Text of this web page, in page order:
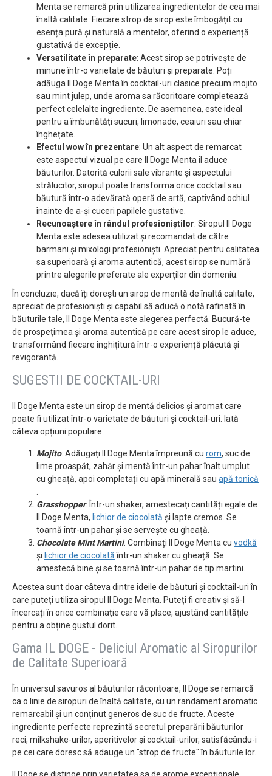
Menta se remarcă prin utilizarea ingredientelor de cea mai
înaltă calitate. Fiecare strop de sirop este îmbogățit cu
esența pură și naturală a mentelor, oferind o experiență
gustativă de excepție.
Versatilitate în preparate: Acest sirop se potrivește de
minune într-o varietate de băuturi și preparate. Poți
adăuga Il Doge Menta în cocktail-uri clasice precum mojito
sau mint julep, unde aroma sa răcoritoare completează
perfect celelalte ingrediente. De asemenea, este ideal
pentru a îmbunătăți sucuri, limonade, ceaiuri sau chiar
înghețate.
Efectul wow în prezentare: Un alt aspect de remarcat
este aspectul vizual pe care Il Doge Menta îl aduce
băuturilor. Datorită culorii sale vibrante și aspectului
strălucitor, siropul poate transforma orice cocktail sau
băutură într-o adevărată operă de artă, captivând ochiul
înainte de a-și cuceri papilele gustative.
Recunoaștere în rândul profesioniștilor: Siropul Il Doge
Menta este adesea utilizat și recomandat de către
barmani și mixologi profesioniști. Apreciat pentru calitatea
sa superioară și aroma autentică, acest sirop se numără
printre alegerile preferate ale experților din domeniu.
În concluzie, dacă îți dorești un sirop de mentă de înaltă calitate,
apreciat de profesioniști și capabil să aducă o notă rafinată în
băuturile tale, Il Doge Menta este alegerea perfectă. Bucură-te
de prospețimea și aroma autentică pe care acest sirop le aduce,
transformând fiecare înghițitură într-o experiență plăcută și
revigorantă.
SUGESTII DE COCKTAIL-URI
Il Doge Menta este un sirop de mentă delicios și aromat care
poate fi utilizat într-o varietate de băuturi și cocktail-uri. Iată
câteva opțiuni populare:
Mojito: Adăugați Il Doge Menta împreună cu rom, suc de
lime proaspăt, zahăr și mentă într-un pahar înalt umplut
cu gheață, apoi completați cu apă minerală sau apă tonică
.
Grasshopper: Într-un shaker, amestecați cantități egale de
Il Doge Menta, lichior de ciocolată și lapte cremos. Se
toarnă într-un pahar și se servește cu gheață.
Chocolate Mint Martini: Combinați Il Doge Menta cu vodkă
și lichior de ciocolatăîntr-un shaker cu gheață. Se
amestecă bine și se toarnă într-un pahar de tip martini.
Acestea sunt doar câteva dintre ideile de băuturi și cocktail-uri în
care puteți utiliza siropul Il Doge Menta. Puteți fi creativ și să-l
încercați în orice combinație care vă place, ajustând cantitățile
pentru a obține gustul dorit.
Gama IL DOGE - Deliciul Aromatic al Siropurilor
de Calitate Superioară
În universul savuros al băuturilor răcoritoare, Il Doge se remarcă
ca o linie de siropuri de înaltă calitate, cu un randament aromatic
remarcabil și un conținut generos de suc de fructe. Aceste
ingrediente perfecte reprezintă secretul preparării băuturilor
reci, milkshake-urilor, aperitivelor și cocktail-urilor, satisfăcându-i
pe cei care doresc să adauge un "strop de fructe" în băuturile lor.